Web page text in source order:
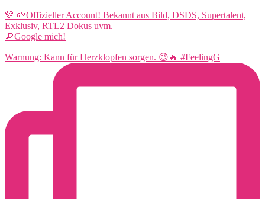
💚 🌱Offizieller Account! Bekannt aus Bild, DSDS, Supertalent,
Exklusiv, RTL2 Dokus uvm.
🔎Google mich!
Warnung: Kann für Herzklopfen sorgen. 😉🔥 #FeelingG